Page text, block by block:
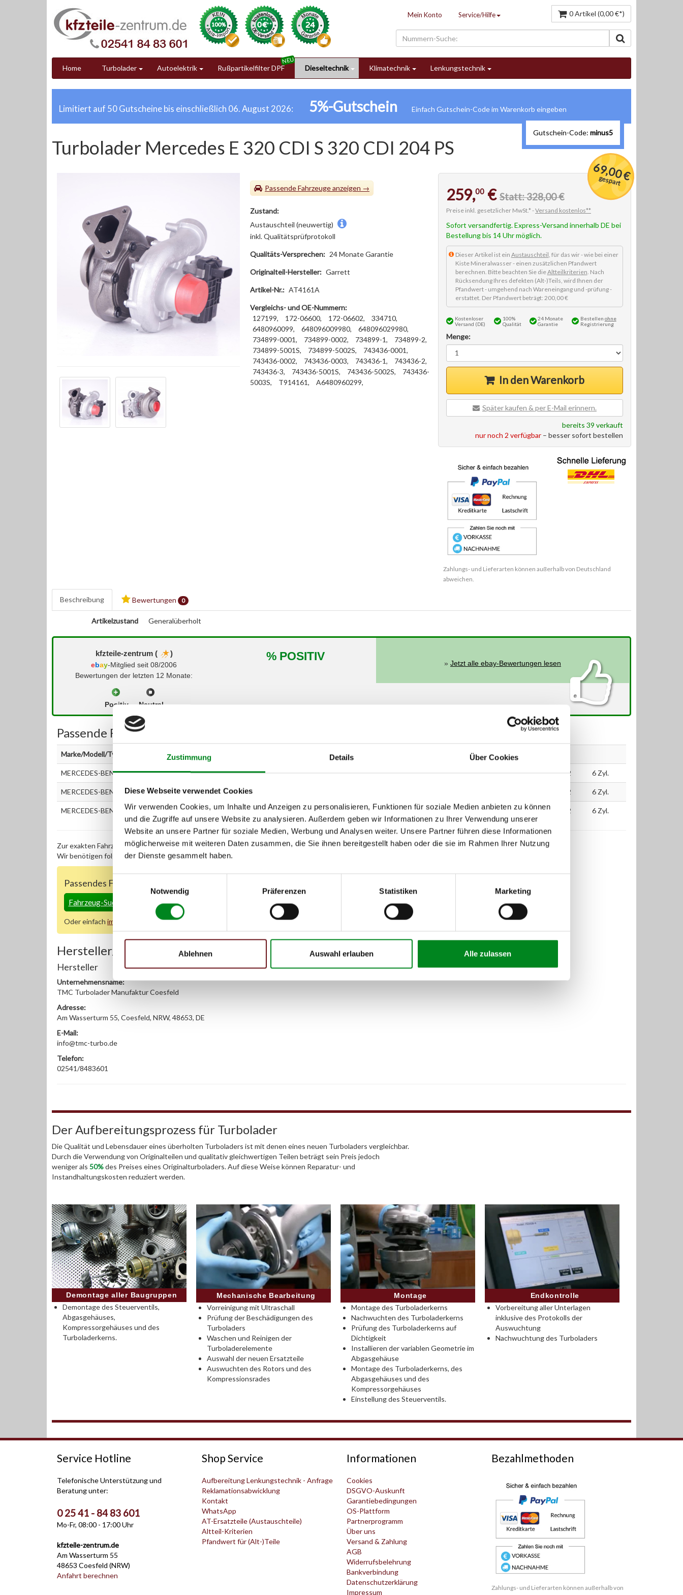
Zustimmung Details Über Cookies
Diese Webseite verwendet Cookies
Wir verwenden Cookies, um Inhalte und Anzeigen zu personalisieren, Funktionen für soziale Medien anbieten zu können
und die Zugriffe auf unsere Website zu analysieren. Außerdem geben wir Informationen zu Ihrer Verwendung unserer
Website an unsere Partner für soziale Medien, Werbung und Analysen weiter. Unsere Partner führen diese Informationen
möglicherweise mit weiteren Daten zusammen, die Sie ihnen bereitgestellt haben oder die sie im Rahmen Ihrer Nutzung
der Dienste gesammelt haben.
Einwilligungsauswahl
Notwendig
Präferenzen Statistiken Marketing
Ablehnen Auswahl erlauben Alle zulassen
Mein Konto Service/Hilfe 0 Artikel (0,00 €*)
Home Turbolader Autoelektrik Rußpartikelfilter DPF Dieseltechnik Klimatechnik Lenkungstechnik
Limitiert auf 50 Gutscheine bis einschließlich 06. August 2026: 5%-Gutschein
Gutschein-Code: minus5
Turbolader Mercedes E 320 CDI S 320 CDI 204 PS
Passende Fahrzeuge
Zustand:
Austauschteil (neuwertig)
inkl. Qualitätsprüfprotokoll
Qualitäts-Versprechen: 24 Monate Garantie
Originalteil-Hersteller: Garrett
Artikel-Nr.: AT4161A
Vergleichs- und OE-Nummern:
127199,
172-06600, 172-06602,
334710,
6480960099,
648096009980,
648096029980,
734899-0001,
734899-0002, 734899-1,
734899-2,
734899-5001S,
734899-5002S,
743436-0001,
743436-0002,
743436-0003, 743436-1,
743436-2,
743436-3,
743436-5001S, 743436-5002S,
743436-
5003S,
T914161, A6480960299,
69,00 €
gespart
259,00 € Statt: 328,00 €
Preise inkl. gesetzlicher MwSt.* -Versand kostenlos**
Sofort versandfertig. Express-Versand innerhalb DE bei
Bestellung bis 14 Uhr möglich.
Dieser Artikel ist ein Austauschteil, für das wir - wie bei einer
Kiste Mineralwasser - einen zusätzlichen Pfandwert
berechnen. Bitte beachten Sie dieAltteilkriterien. Nach
Rücksendung Ihres defekten (Alt-)Teils, wird Ihnen der
Pfandwert - umgehend nach Wareneingang und -prüfung -
erstattet. Der Pfandwert beträgt: 200,00 €
Kostenloser
Versand (DE)
100%
Qualität
24 Monate
Garantie
Bestellen ohne
Registrierung
Menge:
In den Warenkorb
Später kaufen & per E-Mail erinnern.
bereits 39 verkauft
nur noch 2 verfügbar – besser sofort bestellen
Zahlungs- und Lieferarten können außerhalb von Deutschland
abweichen.
Beschreibung Bewertungen 0
Artikelzustand Generalüberholt
kfzteile-zentrum ( )
ebay-Mitglied seit 08/2006
Bewertungen der letzten 12 Monate:
Positiv Neutral
% POSITIV
»Jetzt alle ebay-Bewertungen lesen
Passende Fahrzeuge:
Marke/Modell/Typ kW
MERCEDES-BENZ E-KLASSE (W211) E 320 CDI (211.026) 11.2002 150 204 3222 6 Zyl.
MERCEDES-BENZ E-KLASSE Kombi (S211) E 320 T CDI (211.226) 3222 6 Zyl.
MERCEDES-BENZ S-KLASSE (W220) S 320 CDI (220.025, 220.125) 09.2002 08.2005 150 204 3222 6 Zyl.
Zur exakten Fahrzeug-Identifizierung können Sie auch unseren Support kontaktieren (Chat, Telefon oder E-Mail).
Wir benötigen folgende Fahrzeugdaten:Schlüsselnummer
Passendes Fahrzeug nicht dabei?
Fahrzeug-Suche für AT-Turbolader
Oder einfach im Chat nachfragen.
Hersteller/EU Verantwortliche Person
Hersteller
Unternehmensname:
TMC Turbolader Manufaktur Coesfeld
Adresse:
Am Wasserturm 55, Coesfeld, NRW, 48653, DE
E-Mail:
info@tmc-turbo.de
Telefon:
02541/8483601
Der Aufbereitungsprozess für Turbolader
Die Qualität und Lebensdauer eines überholten Turboladers ist mit denen eines neuen Turboladers vergleichbar.
Durch die Verwendung von Originalteilen und qualitativ gleichwertigen Teilen beträgt sein Preis jedoch
weniger als 50%des Preises eines Originalturboladers. Auf diese Weise können Reparatur- und
Instandhaltungskosten reduziert werden.
Demontage aller Baugruppen
Demontage des Steuerventils,
Abgasgehäuses,
Kompressorgehäuses und des
Turboladerkerns.
Mechanische Bearbeitung
Vorreinigung mit Ultraschall
Prüfung der Beschädigungen des
Turboladers
Waschen und Reinigen der
Turboladerelemente
Auswahl der neuen Ersatzteile
Auswuchten des Rotors und des
Kompressionsrades
Montage
Montage des Turboladerkerns
Nachwuchten des Turboladerkerns
Prüfung des Turboladerkerns auf
Dichtigkeit
Installieren der variablen Geometrie im
Abgasgehäuse
Montage des Turboladerkerns, des
Abgasgehäuses und des
Kompressorgehäuses
Einstellung des Steuerventils.
Endkontrolle
Vorbereitung aller Unterlagen
inklusive des Protokolls der
Auswuchtung
Nachwuchtung des Turboladers
Service Hotline
Telefonische Unterstützung und
Beratung unter:
0 25 41 - 84 83 601
Mo-Fr, 08:00 - 17:00 Uhr
kfzteile-zentrum.de
Am Wasserturm 55
48653 Coesfeld (NRW)
Anfahrt berechnen
Shop Service
Aufbereitung Lenkungstechnik - Anfrage
Reklamationsabwicklung
Kontakt
WhatsApp
AT-Ersatzteile (Austauschteile)
Altteil-Kriterien
Pfandwert für (Alt-)Teile
Informationen
Cookies
DSGVO-Auskunft
Garantiebedingungen
OS-Plattform
Partnerprogramm
Über uns
Versand & Zahlung
AGB
Widerrufsbelehrung
Bankverbindung
Datenschutzerklärung
Impressum
Bezahlmethoden
Zahlungs- und Lieferarten können außerhalb von